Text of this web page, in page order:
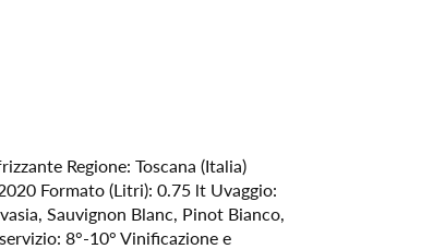
Regione: Toscana (Italia)
Formato (Litri): 0.75 lt Uvaggio:
Sauvignon Blanc, Pinot Bianco,
8°-10° Vinificazione e